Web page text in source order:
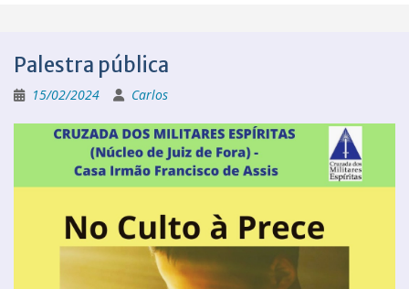
Palestra pública
15/02/2024 Carlos